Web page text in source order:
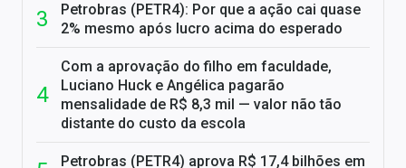
Petrobras (PETR4): Por que a ação cai quase
2% mesmo após lucro acima do esperado
Com a aprovação do filho em faculdade,
Luciano Huck e Angélica pagarão
mensalidade de R$ 8,3 mil — valor não tão
distante do custo da escola
Petrobras (PETR4) aprova R$ 17,4 bilhões em